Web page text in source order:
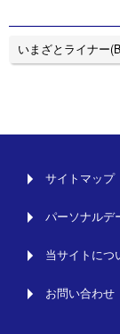
いまざとライナー
サイトマップ
パーソナルデ
当サイトにつ
お問い合わせ